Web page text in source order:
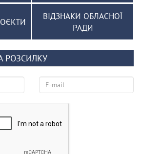
ВІДЗНАКИ ОБЛАСНОЇ
РАДИ
РОЗСИЛКУ